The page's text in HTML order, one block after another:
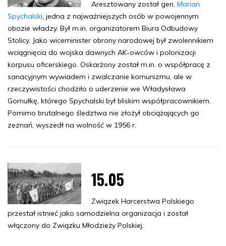
Aresztowany został gen.Marian
Spychalski, jedna z najważniejszych osób w powojennym
obozie władzy. Był m.in. organizatorem Biura Odbudowy
Stolicy. Jako wiceminister obrony narodowej był zwolennikiem
wciągnięcia do wojska dawnych AK-owców i polonizacji
korpusu oficerskiego. Oskarżony został m.in. o współpracę z
sanacyjnym wywiadem i zwalczanie komunizmu, ale w
rzeczywistości chodziło o uderzenie we Władysława
Gomułkę, którego Spychalski był bliskim współpracownikiem.
Pomimo brutalnego śledztwa nie złożył obciążających go
zeznań, wyszedł na wolność w 1956 r.
15.05
Związek Harcerstwa Polskiego
przestał istnieć jako samodzielna organizacja i został
włączony do Związku Młodzieży Polskiej.